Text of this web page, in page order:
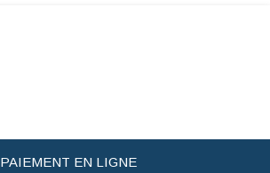
PAIEMENT EN LIGNE